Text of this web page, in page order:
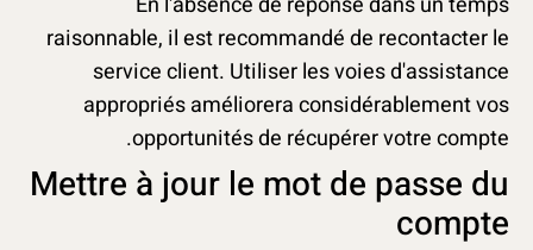
raisonnable, il est recommandé de recontacter le
service client. Utiliser les voies d'assistance
appropriés améliorera considérablement vos
opportunités de récupérer votre compte.
Mettre à jour le mot de passe du
compte